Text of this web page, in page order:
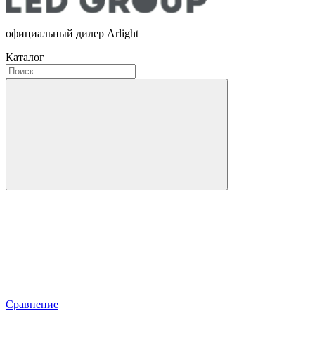
официальный дилер Arlight
Каталог
Сравнение